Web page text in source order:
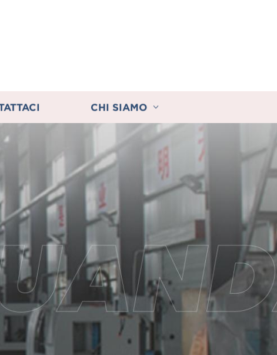
CHI SIAMO